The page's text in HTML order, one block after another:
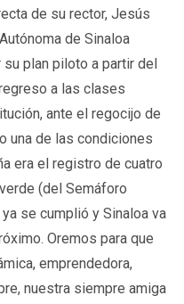
de su rector, Jesús
de Sinaloa
plan piloto a partir del
a las clases
ante el regocijo de
una de las condiciones
era el registro de cuatro
(del Semáforo
se cumplió y Sinaloa va
Oremos para que
emprendedora,
nuestra siempre amiga